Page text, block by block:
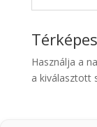
Használja a
a kiválasztott